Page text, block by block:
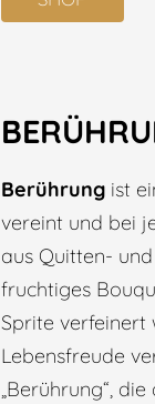
Berührungist
vereint und bei
aus Quitten-
fruchtiges
Sprite verfeinert
Lebensfreude
„Berührung“,